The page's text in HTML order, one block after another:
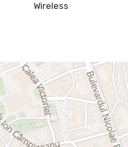
Wireless